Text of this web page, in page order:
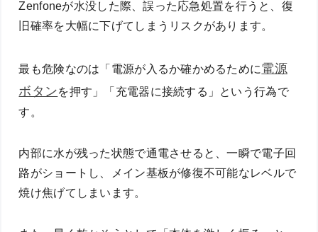
Zenfoneが水没した際、誤った応急処置を行うと、復
旧確率を大幅に下げてしまうリスクがあります。
最も危険なのは「電源が入るか確かめるために電源
ボタンを押す」「充電器に接続する」という行為で
す。
内部に水が残った状態で通電させると、一瞬で電子回
路がショートし、メイン基板が修復不可能なレベルで
焼け焦げてしまいます。